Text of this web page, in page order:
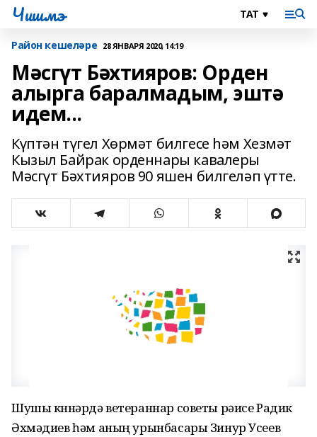
Чишмэ
Район кешеләре 28 ЯНВАРЯ 2020, 14:19
Мәсгүт Бәхтияров: Орден
алырга баралмадым, эштә
идем...
Күптән түгел Хөрмәт билгесе һәм Хезмәт
Кызыл Байрак орденнары кавалеры
Мәсгүт Бәхтияров 90 яшен билгеләп үтте.
Шушы көннәрдә ветераннар советы рәисе Радик
Әхмәдиев һәм аның урынбасары Зинур Усеев